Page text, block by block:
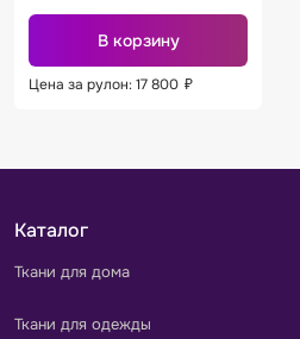
В корзину
Цена за рулон: 17 800 ₽
Каталог
Ткани для дома
Ткани для одежды